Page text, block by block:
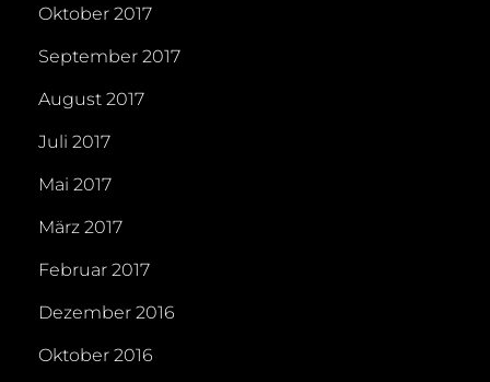
Oktober 2017
September 2017
August 2017
Juli 2017
Mai 2017
März 2017
Februar 2017
Dezember 2016
Oktober 2016